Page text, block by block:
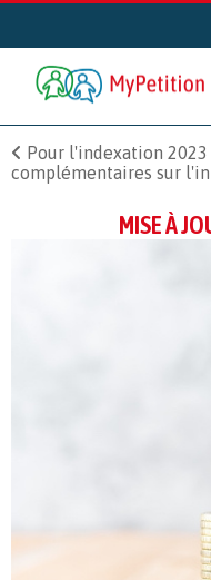
Pour l'indexation
complémentaires sur
MISE À